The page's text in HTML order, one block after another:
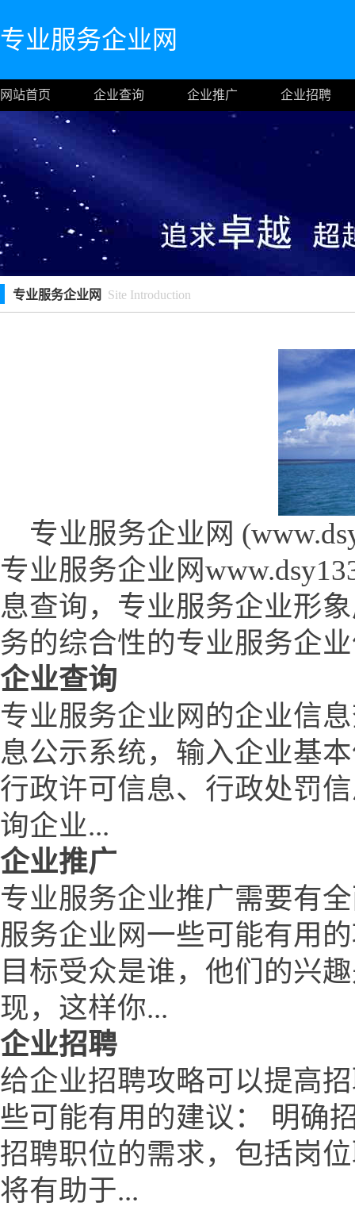
专业服务企业网
网站首页 企业查询 企业推广 企业招聘
专业服务企业网 Site Introduction
专业服务企业网
专业服务企业网
息查询，专业服务企业形
务的综合性的专业服务企
企业查询
专业服务企业网的企业信
息公示系统，输入企业基
行政许可信息、行政处罚
询企业...
企业推广
专业服务企业推广需要有
服务企业网一些可能有用
目标受众是谁，他们的兴
现，这样你...
企业招聘
给企业招聘攻略可以提高
些可能有用的建议： 明确
招聘职位的需求，包括岗
将有助于...